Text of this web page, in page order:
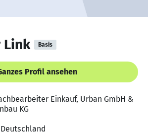
Link Basis
Profil ansehen
Einkauf, Urban GmbH &
KG